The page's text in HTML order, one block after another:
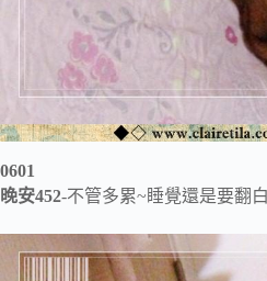
0601
晚安452-不管多累~睡覺還是要翻